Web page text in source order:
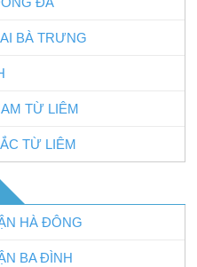
BÀ TRƯNG
TỪ LIÊM
TỪ LIÊM
HÀ ĐÔNG
BA ĐÌNH